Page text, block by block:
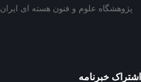
پژوهشگاه علوم و فنون هسته ای ایران
اشتراک خبرنامه